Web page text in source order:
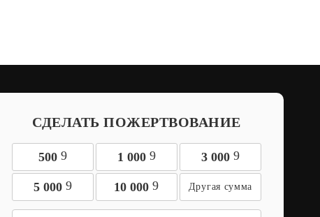
СДЕЛАТЬ ПОЖЕРТВОВАНИЕ
500 9 1 000 9 3 000 9
5 000 9 10 0009